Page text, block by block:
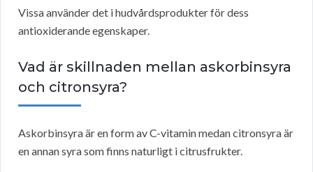
Vissa använder det i hudvårdsprodukter för dess
antioxiderande egenskaper.
Vad är skillnaden mellan askorbinsyra
och citronsyra?
Askorbinsyra är en form av C-vitamin medan citronsyra är
en annan syra som finns naturligt i citrusfrukter.